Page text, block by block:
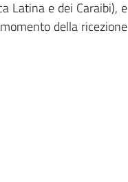
Latina e dei Caraibi), e
della ricezione